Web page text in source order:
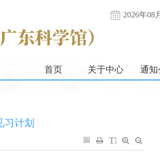
2026年08
首页 关于中心 通知
习计划